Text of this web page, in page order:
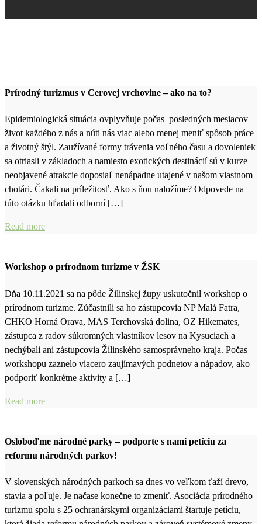
Prírodný turizmus v Cerovej vrchovine – ako na to?
Epidemiologická situácia ovplyvňuje počas posledných mesiacov
život každého z nás a núti nás viac alebo menej meniť spôsob práce
a životný štýl. Zaužívané formy trávenia voľného času a dovoleniek
sa otriasli v základoch a namiesto exotických destinácií sú v kurze
neobjavené atrakcie doposiaľ nenápadne utajené v našom vlastnom
chotári. Čakali na príležitosť. Ako s ňou naložíme? Odpovede na
túto otázku hľadali odborní […]
Read more
Workshop o prírodnom turizme v ŽSK
Dňa 10.11.2021 sa na pôde Žilinskej župy uskutočnil workshop o
prírodnom turizme. Zúčastnili sa ho zástupcovia NP Malá Fatra,
CHKO Horná Orava, MAS Terchovská dolina, OZ Hikemates,
zástupca z radov súkromných vlastníkov lesov na Kysuciach a
nechýbali ani zástupcovia Žilinského samosprávneho kraja. Počas
workshopu zaznelo viacero zaujímavých podnetov a nápadov, ako
podporiť konkrétne aktivity a […]
Read more
Osloboďme národné parky – podporte s nami petíciu za
reformu národných parkov!
V slovenských národných parkoch sa dnes vo veľkom ťaží drevo,
stavia a poľuje. Je načase konečne to zmeniť. Asociácia prírodného
turizmu spolu s 25 ochranárskymi organizáciami štartuje petíciu,